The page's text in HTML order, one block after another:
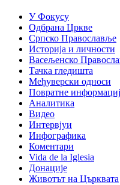
У Фокусу
Одбрана Цркве
Српско Православље
Историја и личности
Васељенско
Тачка гледишта
Међуверски односи
Повратне
Аналитика
Видео
Интервјуи
Инфографика
Коментари
Vida de la Iglesia
Донације
Животът на Църквата